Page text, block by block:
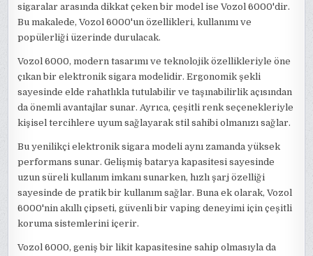
sigaralar arasında dikkat çeken bir model ise Vozol 6000'dir.
Bu makalede, Vozol 6000'un özellikleri, kullanımı ve
popülerliği üzerinde durulacak.
Vozol 6000, modern tasarımı ve teknolojik özellikleriyle öne
çıkan bir elektronik sigara modelidir. Ergonomik şekli
sayesinde elde rahatlıkla tutulabilir ve taşınabilirlik açısından
da önemli avantajlar sunar. Ayrıca, çeşitli renk seçenekleriyle
kişisel tercihlere uyum sağlayarak stil sahibi olmanızı sağlar.
Bu yenilikçi elektronik sigara modeli aynı zamanda yüksek
performans sunar. Gelişmiş batarya kapasitesi sayesinde
uzun süreli kullanım imkanı sunarken, hızlı şarj özelliği
sayesinde de pratik bir kullanım sağlar. Buna ek olarak, Vozol
6000'nin akıllı çipseti, güvenli bir vaping deneyimi için çeşitli
koruma sistemlerini içerir.
Vozol 6000, geniş bir likit kapasitesine sahip olmasıyla da